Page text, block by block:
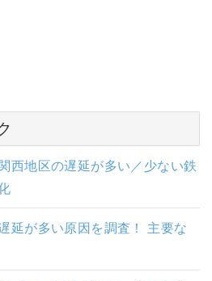
西地区の遅延が多い／少ない鉄
延が多い原因を調査！ 主要な